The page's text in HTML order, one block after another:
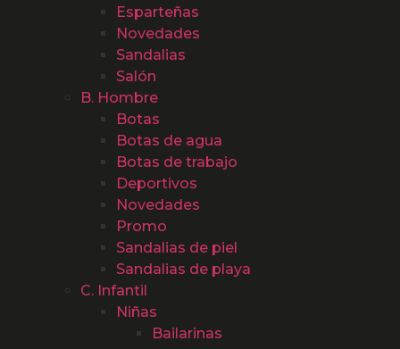
Esparteñas
Novedades
Sandalias
Salón
B. Hombre
Botas
Botas de agua
Botas de trabajo
Deportivos
Novedades
Promo
Sandalias de piel
Sandalias de playa
C. Infantil
Niñas
Bailarinas